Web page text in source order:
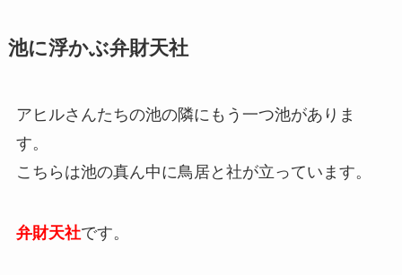
池に浮かぶ弁財天社
アヒルさんたちの池の隣にもう一つ池がありま
す。
こちらは池の真ん中に鳥居と社が立っています。
弁財天社です。